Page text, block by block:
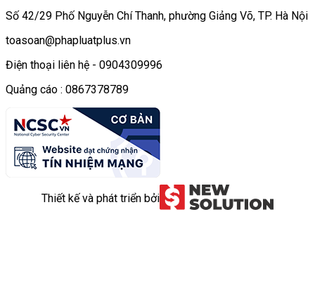
Số 42/29 Phố Nguyễn Chí Thanh, phường Giảng Võ, TP. Hà Nội
toasoan@phapluatplus.vn
Điện thoại liên hệ - 0904309996
Quảng cáo : 0867378789
Thiết kế và phát triển bởi